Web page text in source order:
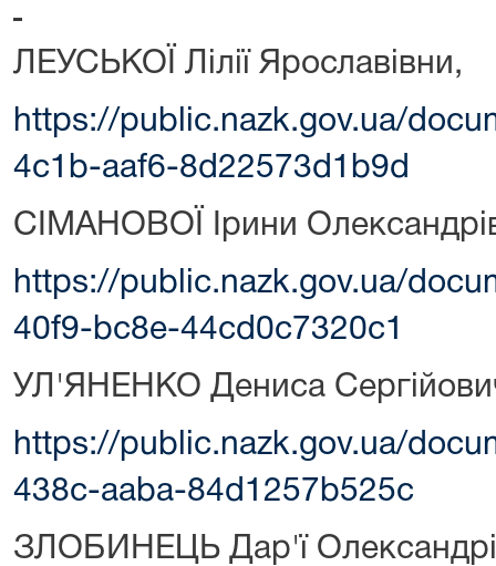
ЛЕУСЬКОЇ Лілії Ярославівни,
https://public.nazk.gov.ua/
4c1b-aaf6-8d22573d1b9d
СІМАНОВОЇ Ірини
https://public.nazk.gov.ua/
40f9-bc8e-44cd0c7320c1
УЛ'ЯНЕНКО Дениса
https://public.nazk.gov.ua/
438c-aaba-84d1257b525c
ЗЛОБИНЕЦЬ Дар'ї